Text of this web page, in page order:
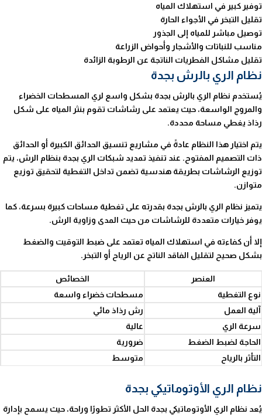
توفير كبير في استهلاك المياه
تقليل التبخر في الأجواء الحارة
توصيل مباشر للمياه إلى الجذور
مناسب للنباتات والأشجار وأحواض الزراعة
تقليل مشاكل الفطريات الناتجة عن الرطوبة الزائدة
نظام الري بالرش بجدة
يُستخدم نظام الري بالرش بجدة بشكل واسع لري المسطحات الخضراء
والمروج الواسعة، حيث يعتمد على رشاشات تقوم بنثر المياه على شكل
رذاذ يغطي مساحة محددة.
يتم اختيار هذا النظام عادةً في مشاريع تنسيق الحدائق الكبيرة أو الحدائق
ذات التصميم المفتوح. عند تنفيذ تمديد شبكات الري بجدة بنظام الرش، يتم
توزيع الرشاشات بطريقة هندسية تضمن تداخل التغطية لتحقيق توزيع
متوازن.
يتميز نظام الري بالرش بجدة بقدرته على تغطية مساحات كبيرة بسرعة، كما
يوفر خيارات متعددة للرشاشات من حيث المدى وزاوية الرش.
إلا أن كفاءته في استهلاك المياه تعتمد على ضبط التوقيت والضغط
بشكل صحيح لتقليل الفاقد الناتج عن الرياح أو التبخر.
العنصر
الخصائص
نوع التغطية
مسطحات خضراء واسعة
آلية العمل
رش رذاذ مائي
سرعة الري
عالية
الحاجة لضبط الضغط
ضرورية
التأثر بالرياح
متوسط
نظام الري الأوتوماتيكي بجدة
يُعد نظام الري الأوتوماتيكي بجدة الحل الأكثر تطورًا وراحة، حيث يسمح بإدارة